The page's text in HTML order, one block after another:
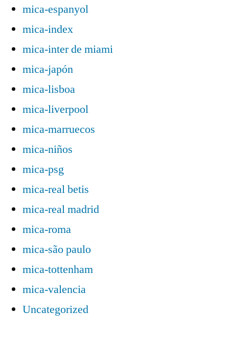
mica-espanyol
mica-index
mica-inter de miami
mica-japón
mica-lisboa
mica-liverpool
mica-marruecos
mica-niños
mica-psg
mica-real betis
mica-real madrid
mica-roma
mica-são paulo
mica-tottenham
mica-valencia
Uncategorized